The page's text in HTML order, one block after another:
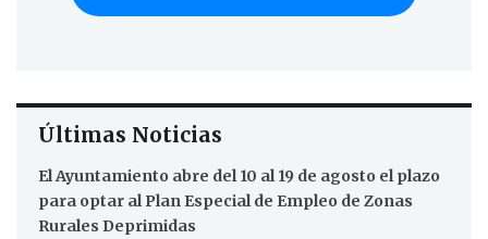
Últimas Noticias
El Ayuntamiento abre del 10 al 19 de agosto el plazo
para optar al Plan Especial de Empleo de Zonas
Rurales Deprimidas